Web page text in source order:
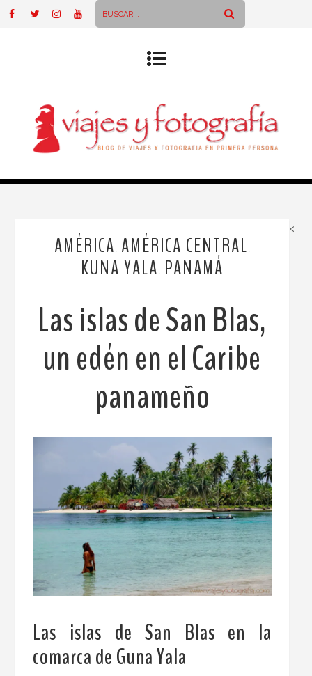
AMÉRICA AMÉRICA CENTRAL
KUNA YALA PANAMÁ
Las islas de San Blas,
un edén en el Caribe
panameño
Las islas de San Blas en la
comarca de Guna Yala
<